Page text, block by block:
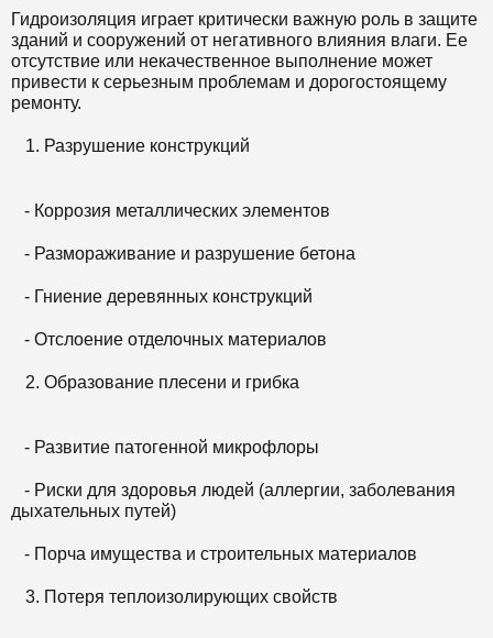
Гидроизоляция играет критически важную роль в защите
зданий и сооружений от негативного влияния влаги. Ее
отсутствие или некачественное выполнение может
привести к серьезным проблемам и дорогостоящему
ремонту.
Разрушение конструкций
- Коррозия металлических элементов
- Размораживание и разрушение бетона
- Гниение деревянных конструкций
- Отслоение отделочных материалов
Образование плесени и грибка
- Развитие патогенной микрофлоры
- Риски для здоровья людей (аллергии, заболевания
дыхательных путей)
- Порча имущества и строительных материалов
Потеря теплоизолирующих свойств